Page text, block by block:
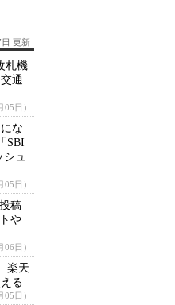
更新
札機
通
05日）
な
SBI
シュ
05日）
稿
や
06日）
楽天
る
05日）